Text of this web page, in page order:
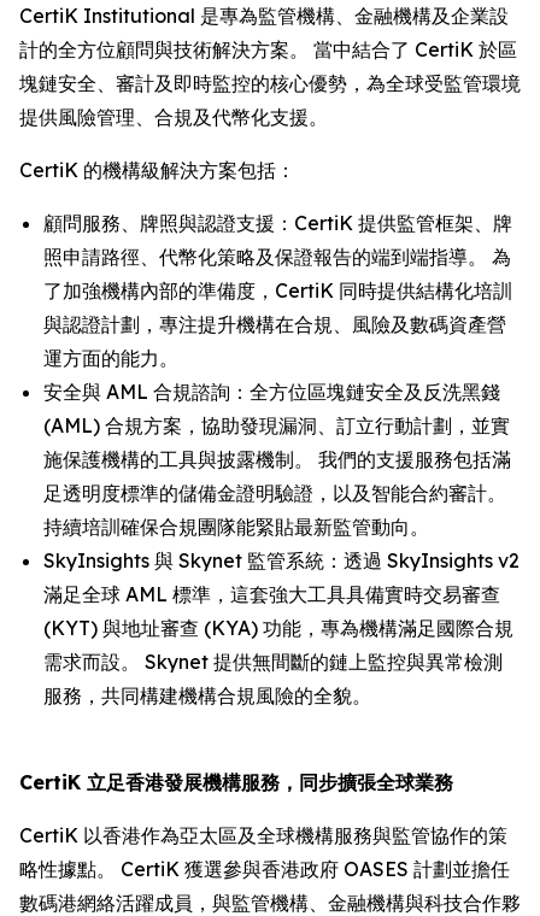
CertiK Institutional 是專為監管機構、金融機構及企業設
計的全方位顧問與技術解決方案。 當中結合了 CertiK 於區
塊鏈安全、審計及即時監控的核心優勢，為全球受監管環境
提供風險管理、合規及代幣化支援。
CertiK 的機構級解決方案包括：
顧問服務、牌照與認證支援：CertiK 提供監管框架、牌
照申請路徑、代幣化策略及保證報告的端到端指導。 為
了加強機構內部的準備度，CertiK 同時提供結構化培訓
與認證計劃，專注提升機構在合規、風險及數碼資產營
運方面的能力。
安全與 AML 合規諮詢：全方位區塊鏈安全及反洗黑錢
(AML) 合規方案，協助發現漏洞、訂立行動計劃，並實
施保護機構的工具與披露機制。 我們的支援服務包括滿
足透明度標準的儲備金證明驗證，以及智能合約審計。
持續培訓確保合規團隊能緊貼最新監管動向。
SkyInsights 與 Skynet 監管系統：透過 SkyInsights v2
滿足全球 AML 標準，這套強大工具具備實時交易審查
(KYT) 與地址審查 (KYA) 功能，專為機構滿足國際合規
需求而設。 Skynet 提供無間斷的鏈上監控與異常檢測
服務，共同構建機構合規風險的全貌。
CertiK 立足香港發展機構服務，同步擴張全球業務
CertiK 以香港作為亞太區及全球機構服務與監管協作的策
略性據點。 CertiK 獲選參與香港政府 OASES 計劃並擔任
數碼港網絡活躍成員，與監管機構、金融機構與科技合作夥